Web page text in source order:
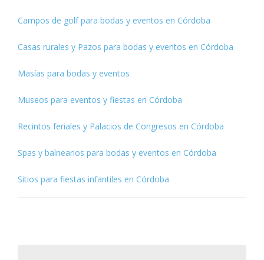
Campos de golf para bodas y eventos en Córdoba
Casas rurales y Pazos para bodas y eventos en Córdoba
Masías para bodas y eventos
Museos para eventos y fiestas en Córdoba
Recintos feriales y Palacios de Congresos en Córdoba
Spas y balnearios para bodas y eventos en Córdoba
Sitios para fiestas infantiles en Córdoba